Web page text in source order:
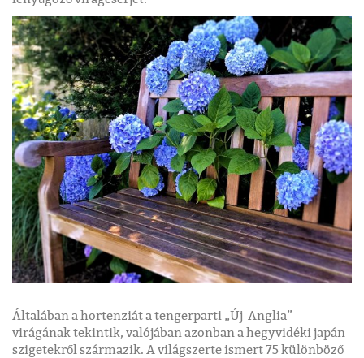
Általában a hortenziát a tengerparti „Új-Anglia”
virágának tekintik, valójában azonban a hegyvidéki japán
szigetekről származik. A világszerte ismert 75 különböző